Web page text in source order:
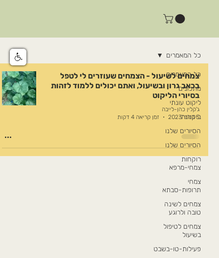
כל המאמרים
מתכונים
ליקוט עונתי
ביקורות
הסיורים שלנו
הסיורים שלנו
רוקחות
צמחי-מרפא
צמחי
תרופות-סבתא
צמחים לשינה
טובה ולרוגע
צמחים לטיפול
בשיעול
פעילות-טו-בשבט
כל המאמרים
צמחים לשיעול - הצמחים שעוזרים לי לטפל
בכאב גרון ובשיעול, ואתם יכולים ללמוד לזהות
בסיורי הליקוט
ג'קלין כהן-לייבה
5 בנוב׳ 2023
זמן קריאה 4 דקות